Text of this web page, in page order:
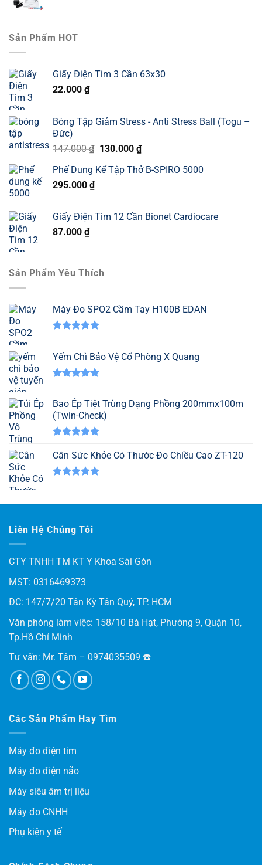
Sản Phẩm HOT
Giấy Điện Tim 3 Cần 63x30
22.000 ₫
Bóng Tập Giảm Stress - Anti Stress Ball (Togu –
Đức)
147.000₫ Giá
là:
130.000 ₫Giá
tại
Phế Dung Kế Tập Thở B-SPIRO 5000
295.000 ₫
Giấy Điện Tim 12 Cần Bionet Cardiocare
87.000 ₫
Sản Phẩm Yêu Thích
Máy Đo SPO2 Cầm Tay H100B EDAN
5 sao
Yếm Chì Bảo Vệ Cổ Phòng X Quang
5 sao
Bao Ép Tiệt Trùng Dạng Phồng 200mmx100m
(Twin-Check)
hạng5.00
Cân Sức Khỏe Có Thước Đo Chiều Cao ZT-120
5 sao
Liên Hệ Chúng Tôi
CTY TNHH TM KT Y Khoa Sài Gòn
MST: 0316469373
ĐC: 147/7/20 Tân Kỳ Tân Quý, TP. HCM
Văn phòng làm việc: 158/10 Bà Hạt, Phường 9, Quận 10,
Tp.Hồ Chí Minh
Tư vấn: Mr. Tâm – 0974035509 ☎️
Các Sản Phẩm Hay Tìm
Máy đo điện tim
Máy đo điện não
Máy siêu âm trị liệu
Máy đo CNHH
Phụ kiện y tế